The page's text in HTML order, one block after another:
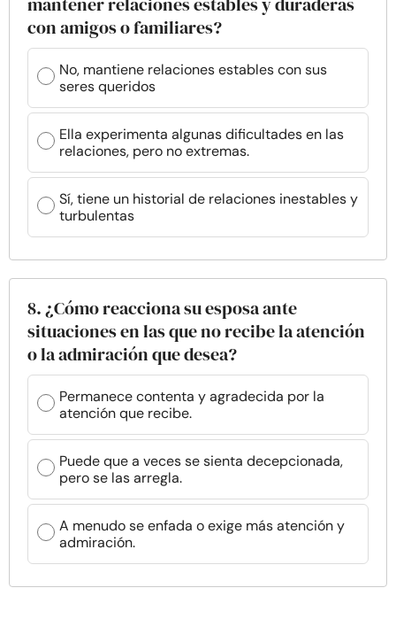
con amigos o familiares?
No, mantiene relaciones estables con sus
seres queridos
Ella experimenta algunas dificultades en las
relaciones, pero no extremas.
Sí, tiene un historial de relaciones inestables y
turbulentas
8. ¿Cómo reacciona su esposa ante
situaciones en las que no recibe la atención
o la admiración que desea?
Permanece contenta y agradecida por la
atención que recibe.
Puede que a veces se sienta decepcionada,
pero se las arregla.
A menudo se enfada o exige más atención y
admiración.